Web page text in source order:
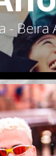
- Beira